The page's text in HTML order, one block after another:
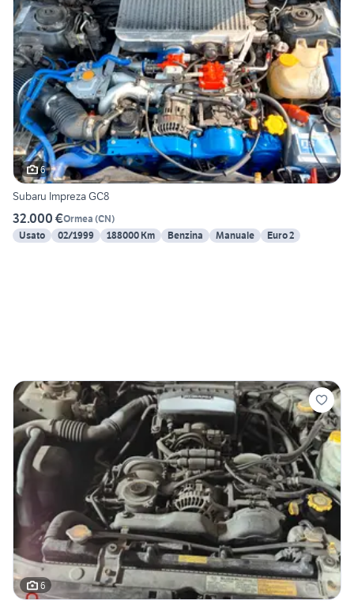
6
Subaru Impreza GC8
32.000 €Ormea (CN)
Usato
02/1999 188000 Km Benzina Manuale Euro 2
6